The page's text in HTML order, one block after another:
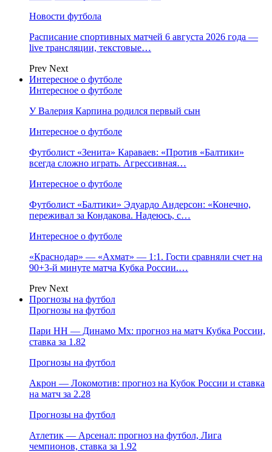
Новости футбола
Расписание спортивных матчей 6 августа 2026 года —
live трансляции, текстовые…
Prev Next
Интересное о футболе
Интересное о футболе
У Валерия Карпина родился первый сын
Интересное о футболе
Футболист «Зенита» Караваев: «Против «Балтики»
всегда сложно играть. Агрессивная…
Интересное о футболе
Футболист «Балтики» Эдуардо Андерсон: «Конечно,
переживал за Кондакова. Надеюсь, с…
Интересное о футболе
«Краснодар» — «Ахмат» — 1:1. Гости сравняли счет на
90+3‑й минуте матча Кубка России.…
Prev Next
Прогнозы на футбол
Прогнозы на футбол
Пари НН — Динамо Мх: прогноз на матч Кубка России,
ставка за 1.82
Прогнозы на футбол
Акрон — Локомотив: прогноз на Кубок России и ставка
на матч за 2.28
Прогнозы на футбол
Атлетик — Арсенал: прогноз на футбол, Лига
чемпионов, ставка за 1.92